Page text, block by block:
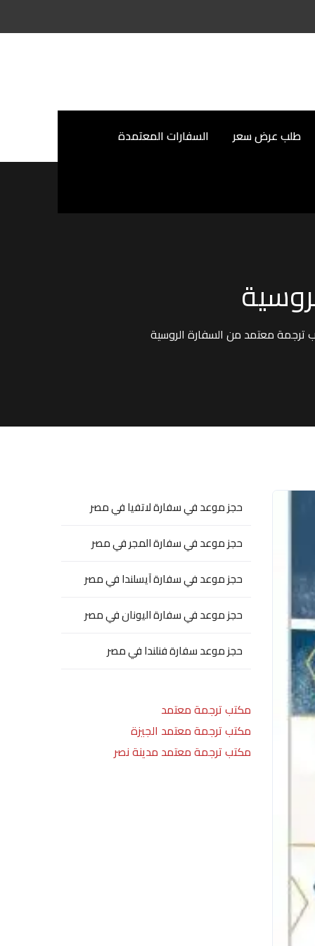
طلب عرض سعر السفارات المعتمدة
ترجمة معتمد من السفارة الروسية
حجز موعد في سفارة لاتفيا في مصر
حجز موعد في سفارة المجر في مصر
حجز موعد في سفارة آيسلندا في مصر
حجز موعد في سفارة اليونان في مصر
حجز موعد سفارة فنلندا في مصر
مكتب ترجمة معتمد
مكتب ترجمة معتمد الجيزة
مكتب ترجمة معتمد مدينة نصر